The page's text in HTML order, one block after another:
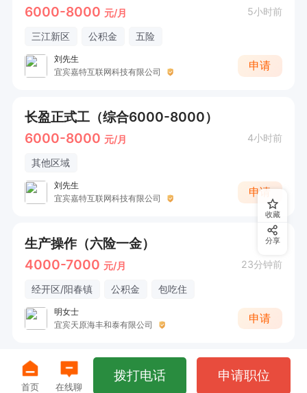
6000-8000 元/月 5小时前
三江新区 公积金 五险
刘先生
宜宾嘉特互联网科技有限公司
申请
长盈正式工（综合6000-8000）
6000-8000 元/月 4小时前
其他区域
刘先生
宜宾嘉特互联网科技有限公司
申请
生产操作（六险一金）
4000-7000 元/月 23分钟前
经开区/阳春镇 公积金 包吃住
明女士
宜宾天原海丰和泰有限公司
申请
收藏
分享
首页 在线聊
拨打电话 申请职位